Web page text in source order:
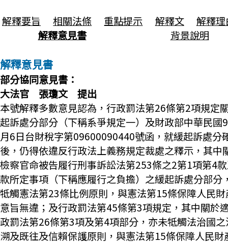
解釋要旨
相關法條 重點提示 解釋文
解釋
解釋意見書
背景說明
解釋意見書
部分協同意見書：
大法官 張瓊文 提出
本號解釋多數意見認為，行政罰法第26條第2項規定
起訴處分部分（下稱系爭規定一）及財政部中華民國
月6日台財稅字第09600090440號函，就緩起訴處分
後，仍得依違反行政法上義務規定裁處之釋示，其中
檢察官命被告履行刑事訴訟法第253條之2第1項第4
款所定事項（下稱應履行之負擔）之緩起訴處分部分
牴觸憲法第23條比例原則，與憲法第15條保障人民
意旨無違；及行政罰法第45條第3項規定，其中關於
政罰法第26條第3項及第4項部分，亦未牴觸法治國
溯及既往及信賴保護原則，與憲法第15條保障人民財